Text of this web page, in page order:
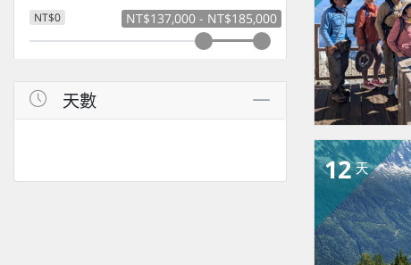
NT$0 NT$137,000 - NT$185,000
天數
12 天